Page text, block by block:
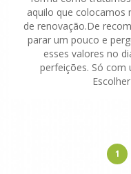
aquilo que colocamos
de renovação.De
parar um pouco e
esses valores no
perfeições. Só com
1